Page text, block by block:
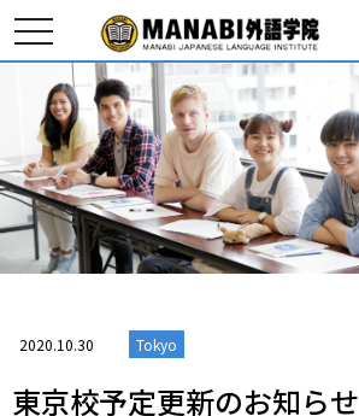
toggle
navigation
2020.10.30 Tokyo
東京校予定更新のお知らせ